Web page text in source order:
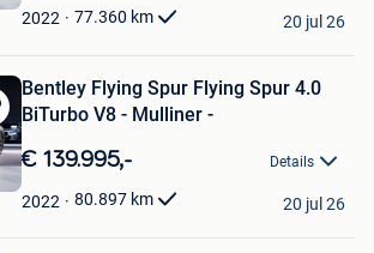
2022 77.360 km 20 jul 26
Bentley Flying Spur Flying Spur 4.0
BiTurbo V8 - Mulliner -
€ 139.995,- Details
2022 80.897 km 20 jul 26